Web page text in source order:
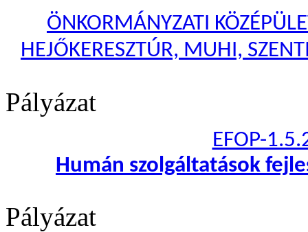
ÖNKORMÁNYZATI
HEJŐKERESZTÚR, MUHI,
Pályázat
EFOP-
Humán szolgáltatások
Pályázat